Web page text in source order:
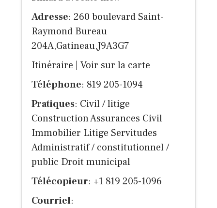
Adresse: 260 boulevard Saint-
Raymond Bureau
204A,Gatineau,J9A3G7
Itinéraire
Voir sur la carte
Téléphone: 819 205-1094
Pratiques: Civil / litige
Construction Assurances Civil
Immobilier Litige Servitudes
Administratif / constitutionnel /
public Droit municipal
Télécopieur: +1 819 205-1096
Courriel: